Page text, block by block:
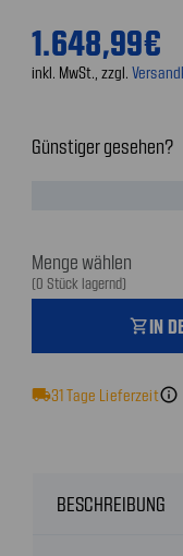
1.648,99€
inkl. MwSt., zzgl.
Günstiger gesehen?
Menge wählen
(0 Stück lagernd)
shopping_cartIN
local_shipping31Tage Lieferzeitinfo
BESCHREIBUNG